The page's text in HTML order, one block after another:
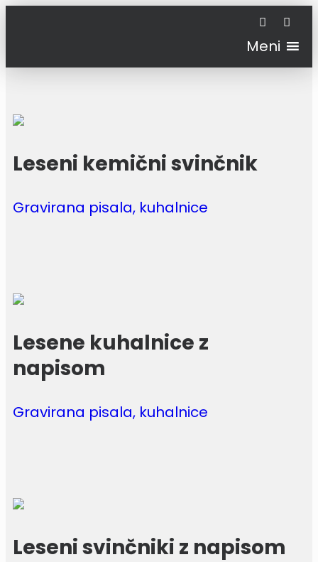
Meni
Leseni kemični svinčnik
Gravirana pisala, kuhalnice
Lesene kuhalnice z
napisom
Gravirana pisala, kuhalnice
Leseni svinčniki z napisom